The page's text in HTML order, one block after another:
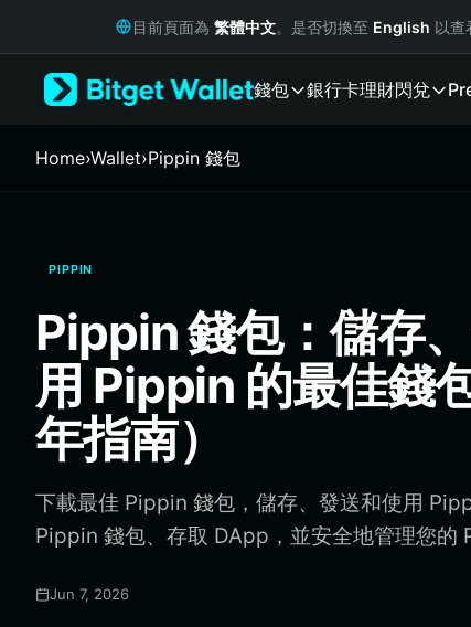
Русский
Italiano
繁體中文
Bahasa Indonesia
ภาษาไทย
Español
Português (Brasil)
Español (Argentina)
目前頁面為 繁體中文。是否切換至 English 以查
錢包 銀行卡理財閃兌
Home›Wallet›Pippin 錢包
PIPPIN
Pippin 錢包：儲存
用 Pippin 的最佳錢
年指南）
下載最佳 Pippin 錢包，儲存、發送和使用
Pippin 錢包、存取 DApp，並安全地管理您的
Jun 7, 2026